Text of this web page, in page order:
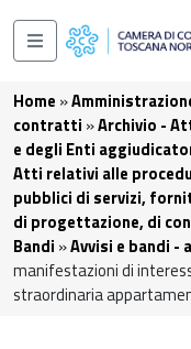
Salta al contenuto
Navigazione
Briciole di
Home
contratti
Archivio -
e degli Enti
Atti relativi alle
pubblici di servizi,
di progettazione, di
Bandi
Avvisi e bandi -
manifestazioni di
straordinaria